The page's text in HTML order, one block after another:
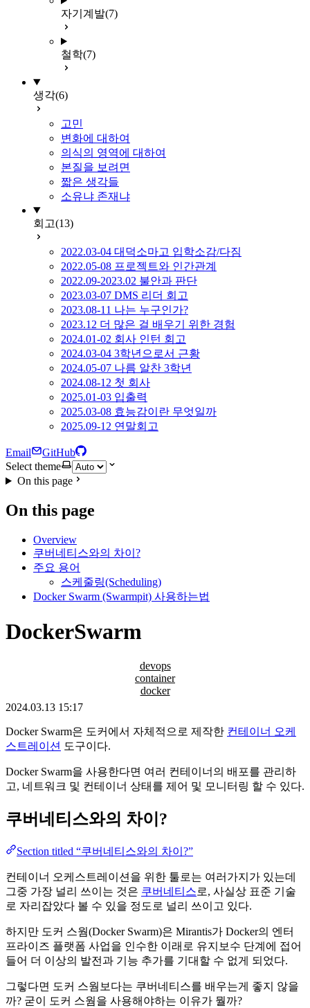
자기계발(7)
철학(7)
생각(6)
고민
변화에 대하여
의식의 영역에 대하여
본질을 보려면
짧은 생각들
소유냐 존재냐
회고(13)
2022.03-04 대덕소마고 입학소감/다짐
2022.05-08 프로젝트와 인간관계
2022.09-2023.02 불안과 판단
2023.03-07 DMS 리더 회고
2023.08-11 나는 누구인가?
2023.12 더 많은 걸 배우기 위한 경험
2024.01-02 회사 인턴 회고
2024.03-04 3학년으로서 근황
2024.05-07 나름 알찬 3학년
2024.08-12 첫 회사
2025.01-03 입출력
2025.03-08 효능감이란 무엇일까
2025.09-12 연말회고
Email
GitHub
Select theme
On this page
On this page
Overview
쿠버네티스와의 차이?
주요 용어
스케줄링(Scheduling)
Docker Swarm (Swarmpit) 사용하는법
DockerSwarm
devops
container
docker
2024.03.13 15:17
Docker Swarm은 도커에서 자체적으로 제작한 컨테이너 오케
스트레이션 도구이다.
Docker Swarm을 사용한다면 여러 컨테이너의 배포를 관리하
고, 네트워크 및 컨테이너 상태를 제어 및 모니터링 할 수 있다.
쿠버네티스와의 차이?
Section titled “쿠버네티스와의 차이?”
컨테이너 오케스트레이션을 위한 툴로는 여러가지가 있는데
그중 가장 널리 쓰이는 것은 쿠버네티스로, 사실상 표준 기술
로 자리잡았다 볼 수 있을 정도로 널리 쓰이고 있다.
하지만 도커 스웜(Docker Swarm)은 Mirantis가 Docker의 엔터
프라이즈 플랫폼 사업을 인수한 이래로 유지보수 단계에 접어
들어 더 이상의 발전과 기능 추가를 기대할 수 없게 되었다.
그렇다면 도커 스웜보다는 쿠버네티스를 배우는게 좋지 않을
까? 굳이 도커 스웜을 사용해야하는 이유가 뭘까?